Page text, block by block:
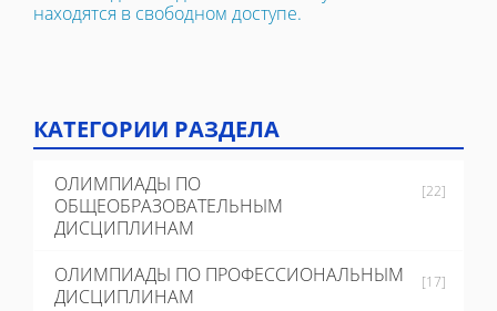
находятся в свободном доступе.
КАТЕГОРИИ РАЗДЕЛА
ОЛИМПИАДЫ ПО
ОБЩЕОБРАЗОВАТЕЛЬНЫМ
ДИСЦИПЛИНАМ
[22]
ОЛИМПИАДЫ ПО ПРОФЕССИОНАЛЬНЫМ
ДИСЦИПЛИНАМ
[17]